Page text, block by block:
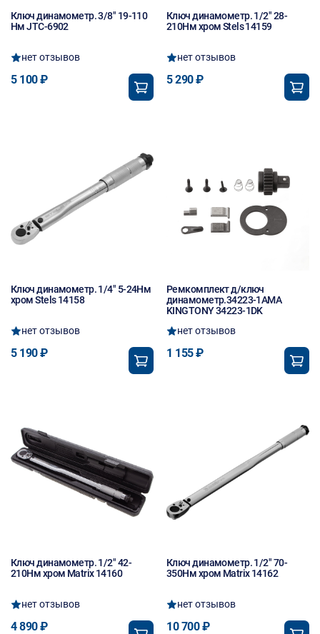
Ключ динамометр. 3/8" 19-110
Нм JTC-6902
нет отзывов
5 100 ₽
Ключ динамометр. 1/2" 28-
210Нм хром Stels 14159
нет отзывов
5 290 ₽
Ключ динамометр. 1/4" 5-24Нм
хром Stels 14158
нет отзывов
5 190 ₽
Ремкомплект д/ключ
динамометр.34223-1AМА
KINGTONY 34223-1DK
нет отзывов
1 155 ₽
Ключ динамометр. 1/2" 42-
210Нм хром Matrix 14160
нет отзывов
4 890 ₽
Ключ динамометр. 1/2" 70-
350Нм хром Matrix 14162
нет отзывов
10 700 ₽